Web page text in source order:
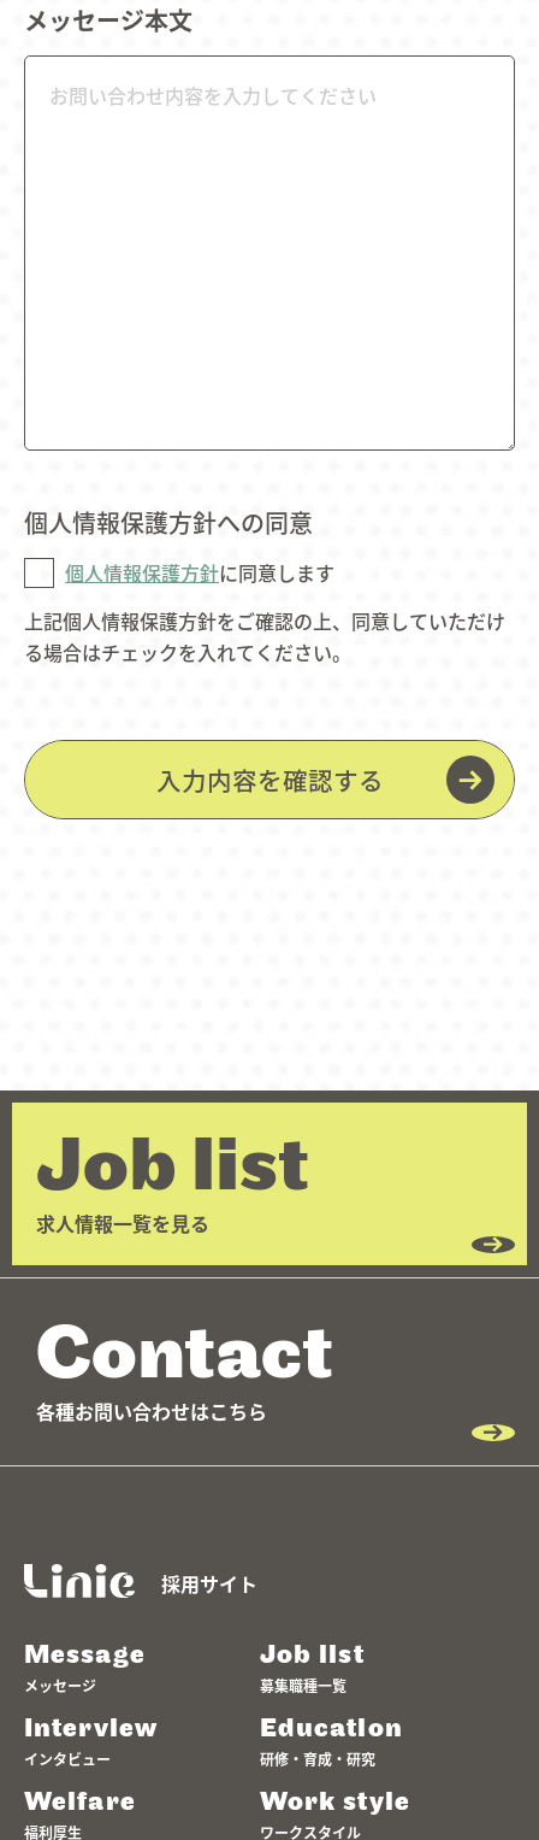
メッセージ本文
個人情報保護方針への同意
個人情報保護方針に同意します
上記個人情報保護方針をご確認の上、同意していただけ
る場合はチェックを入れてください。
Contact
各種お問い合わせはこちら
Job list
求人情報一覧を見る
採用サイト
Message
メッセージ
Job list
募集職種一覧
Interview
インタビュー
Education
研修・育成・研究
Welfare
福利厚生
Work style
ワークスタイル